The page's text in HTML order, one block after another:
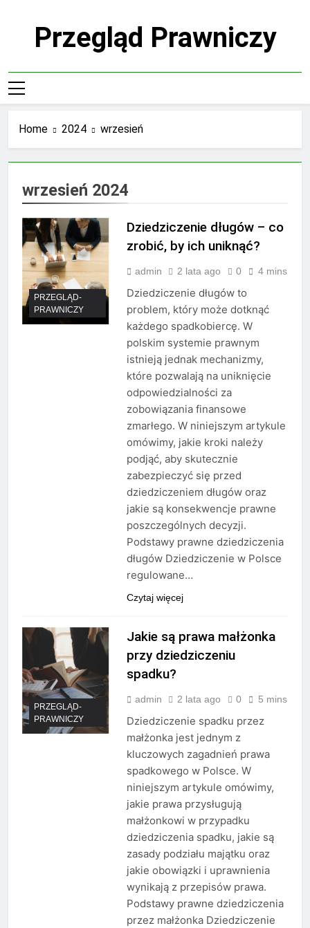
Przegląd Prawniczy
Home 2024 wrzesień
wrzesień 2024
PRZEGLĄD-
PRAWNICZY
Dziedziczenie długów – co
zrobić, by ich uniknąć?
admin 2 lata ago 0 4 mins
Dziedziczenie długów to
problem, który może dotknąć
każdego spadkobiercę. W
polskim systemie prawnym
istnieją jednak mechanizmy,
które pozwalają na uniknięcie
odpowiedzialności za
zobowiązania finansowe
zmarłego. W niniejszym artykule
omówimy, jakie kroki należy
podjąć, aby skutecznie
zabezpieczyć się przed
dziedziczeniem długów oraz
jakie są konsekwencje prawne
poszczególnych decyzji.
Podstawy prawne dziedziczenia
długów Dziedziczenie w Polsce
regulowane…
Czytaj więcej
PRZEGLĄD-
PRAWNICZY
Jakie są prawa małżonka
przy dziedziczeniu
spadku?
admin 2 lata ago 0 5 mins
Dziedziczenie spadku przez
małżonka jest jednym z
kluczowych zagadnień prawa
spadkowego w Polsce. W
niniejszym artykule omówimy,
jakie prawa przysługują
małżonkowi w przypadku
dziedziczenia spadku, jakie są
zasady podziału majątku oraz
jakie obowiązki i uprawnienia
wynikają z przepisów prawa.
Podstawy prawne dziedziczenia
przez małżonka Dziedziczenie